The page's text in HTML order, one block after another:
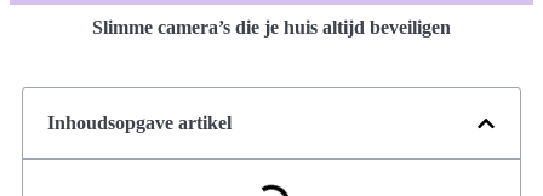
Slimme camera’s die je huis altijd beveiligen
Inhoudsopgave artikel